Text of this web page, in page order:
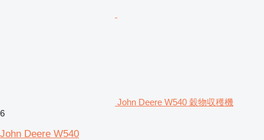
John Deere W540 穀物収穫機
6
John Deere W540